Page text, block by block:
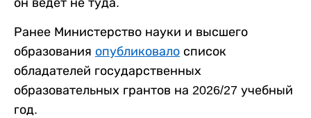
Ранее Министерство науки и высшего
образования опубликовало список
обладателей государственных
образовательных грантов на 2026/27 учебный
год.